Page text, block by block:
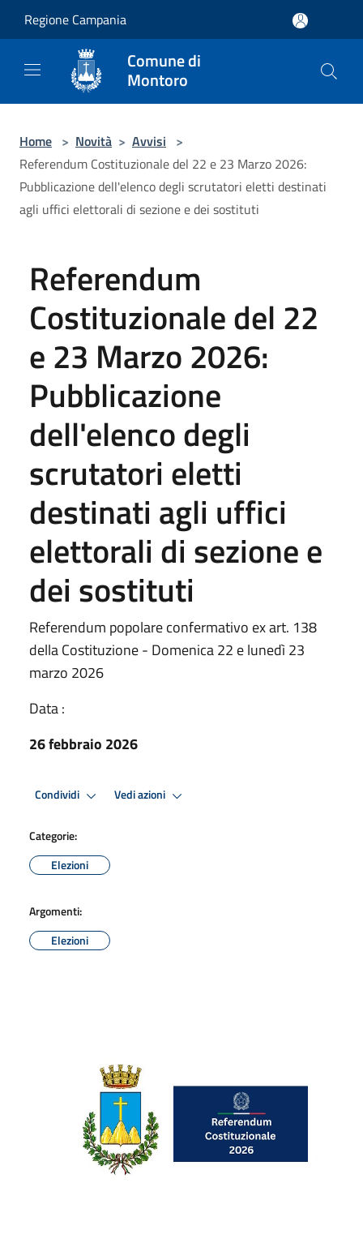
Regione Campania
Comune di
Montoro
Home > Novità > Avvisi >
Referendum Costituzionale del 22 e 23 Marzo 2026:
Pubblicazione dell'elenco degli scrutatori eletti destinati
agli uffici elettorali di sezione e dei sostituti
Referendum
Costituzionale del 22
e 23 Marzo 2026:
Pubblicazione
dell'elenco degli
scrutatori eletti
destinati agli uffici
elettorali di sezione e
dei sostituti
Referendum popolare confermativo ex art. 138
della Costituzione - Domenica 22 e lunedì 23
marzo 2026
Data :
26 febbraio 2026
Condividi Vedi azioni
Categorie:
Elezioni
Argomenti:
Elezioni